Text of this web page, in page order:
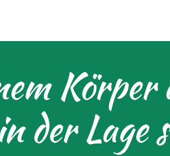
der Lage